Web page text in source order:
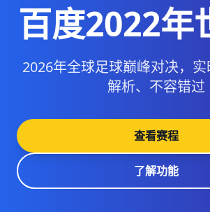
百度2022年
2026年全球足球巅峰对决，
解析、不容错过
查看赛程
了解功能